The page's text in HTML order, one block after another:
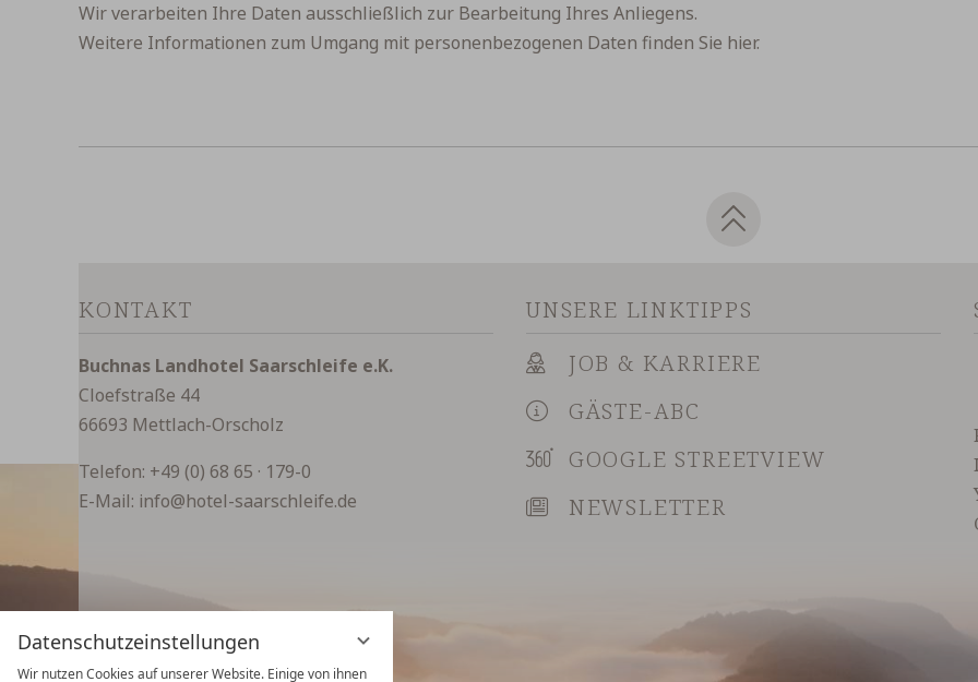
Datenschutzeinstellungen
Wir nutzen Cookies auf unserer Website. Einige von ihnen
Wir verarbeiten Ihre Daten ausschließlich zur Bearbeitung Ihres Anliegens.
Weitere Informationen zum Umgang mit personenbezogenen Daten finden Sie hier.
KONTAKT
Buchnas Landhotel Saarschleife e.K.
Cloefstraße 44
66693 Mettlach-Orscholz
Telefon: +49 (0) 68 65 · 179-0
E-Mail: info@hotel-saarschleife.de
UNSERE LINKTIPPS
JOB & KARRIERE
GÄSTE-ABC
GOOGLE STREETVIEW
NEWSLETTER